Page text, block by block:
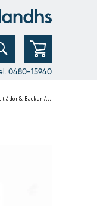
0480-15940
& Backar /